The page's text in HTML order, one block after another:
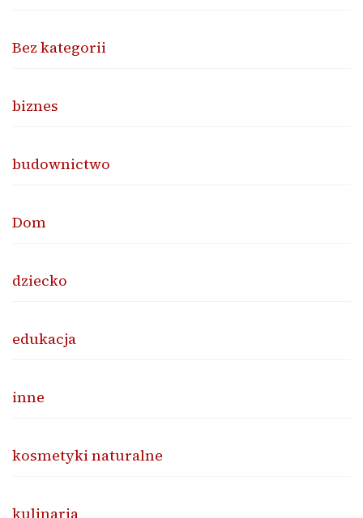
Bez kategorii
biznes
budownictwo
Dom
dziecko
edukacja
inne
kosmetyki naturalne
kulinaria